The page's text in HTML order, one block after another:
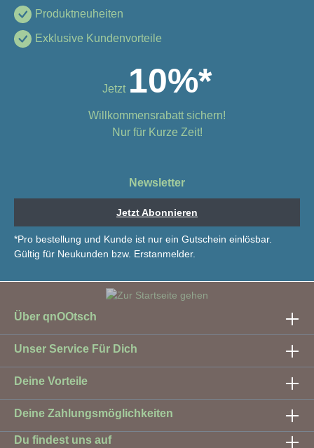
Produktneuheiten
Exklusive Kundenvorteile
Jetzt 10%*
Willkommensrabatt sichern!
Nur für Kurze Zeit!
Newsletter
Jetzt Abonnieren
*Pro bestellung und Kunde ist nur ein Gutschein einlösbar.
Gültig für Neukunden bzw. Erstanmelder.
Über qnOOtsch
Unser Service Für Dich
Deine Vorteile
Deine Zahlungsmöglichkeiten
Du findest uns auf